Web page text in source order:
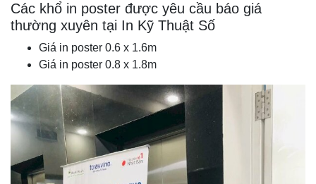
Các khổ in poster được yêu cầu báo giá
thường xuyên tại In Kỹ Thuật Số
Giá in poster 0.6 x 1.6m
Giá in poster 0.8 x 1.8m